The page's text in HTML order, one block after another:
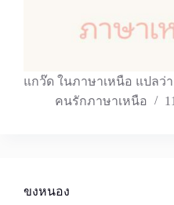
แกว๊ด ในภาษาเหนือ แปลว่
คนรักภาษาเหนือ
ขงหนอง